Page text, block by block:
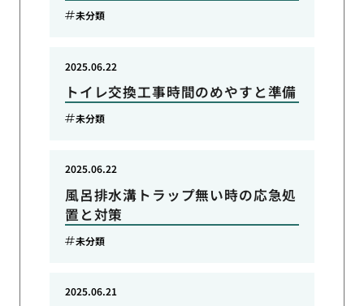
未分類
トイレ交換工事時間のめやすと準備
2025.06.22
未分類
風呂排水溝トラップ無い時の応急処
置と対策
2025.06.22
未分類
2025.06.21